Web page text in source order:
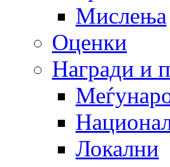
Мислења
Оценки
Награди и
Локални